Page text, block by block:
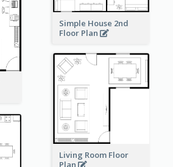
Simple House 2nd
Floor Plan
Living Room Floor
Plan